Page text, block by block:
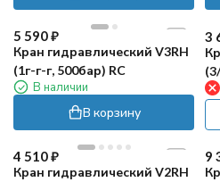
5 590₽
Кран гидравлический V3RH
(1г-г-г, 500бар) RC
В наличии
В корзину
3
4 510₽
Кран гидравлический V2RH
9